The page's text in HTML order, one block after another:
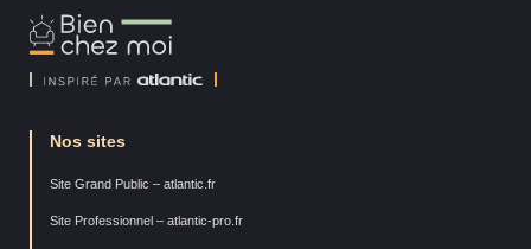
Bien
Chez
Nos sites
Site Grand Public – atlantic.fr
Site Professionnel – atlantic-pro.fr